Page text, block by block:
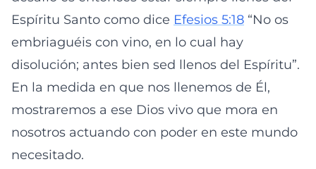
Espíritu Santo como dice Efesios 5:18 “No os
embriaguéis con vino, en lo cual hay
disolución; antes bien sed llenos del Espíritu”.
En la medida en que nos llenemos de Él,
mostraremos a ese Dios vivo que mora en
nosotros actuando con poder en este mundo
necesitado.